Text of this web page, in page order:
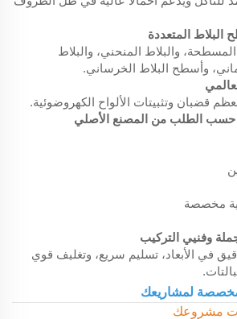
المتعددة
والبلاط المنحني، والبلاط
وأسطح البلاط الخرساني.
قضبان وتثبيتات الألواح الكهروضوئية.
حسب الطلب من المصنع الأصلي
مخصصة
وفنيي التركيب
في الأبعاد، تسليم سريع، وتغليف قوي
لمشاريعك
مشروعك